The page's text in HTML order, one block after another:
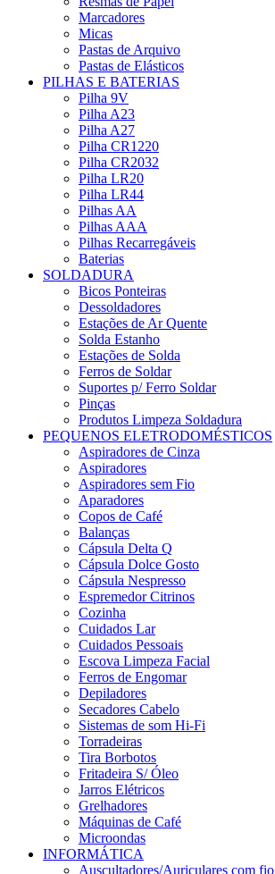
Marcadores
Micas
Pastas de Arquivo
Pastas de Elásticos
PILHAS E BATERIAS
Pilha 9V
Pilha A23
Pilha A27
Pilha CR1220
Pilha CR2032
Pilha LR20
Pilha LR44
Pilhas AA
Pilhas AAA
Pilhas Recarregáveis
Baterias
SOLDADURA
Bicos Ponteiras
Dessoldadores
Estações de Ar Quente
Solda Estanho
Estações de Solda
Ferros de Soldar
Suportes p/ Ferro Soldar
Pinças
Produtos Limpeza Soldadura
PEQUENOS ELETRODOMÉSTICOS
Aspiradores de Cinza
Aspiradores
Aspiradores sem Fio
Aparadores
Copos de Café
Balanças
Cápsula Delta Q
Cápsula Dolce Gosto
Cápsula Nespresso
Espremedor Citrinos
Cozinha
Cuidados Lar
Cuidados Pessoais
Escova Limpeza Facial
Ferros de Engomar
Depiladores
Secadores Cabelo
Sistemas de som Hi-Fi
Torradeiras
Tira Borbotos
Fritadeira S/ Óleo
Jarros Elétricos
Grelhadores
Máquinas de Café
Microondas
INFORMÁTICA
Auscultadores/Auriculares com fio